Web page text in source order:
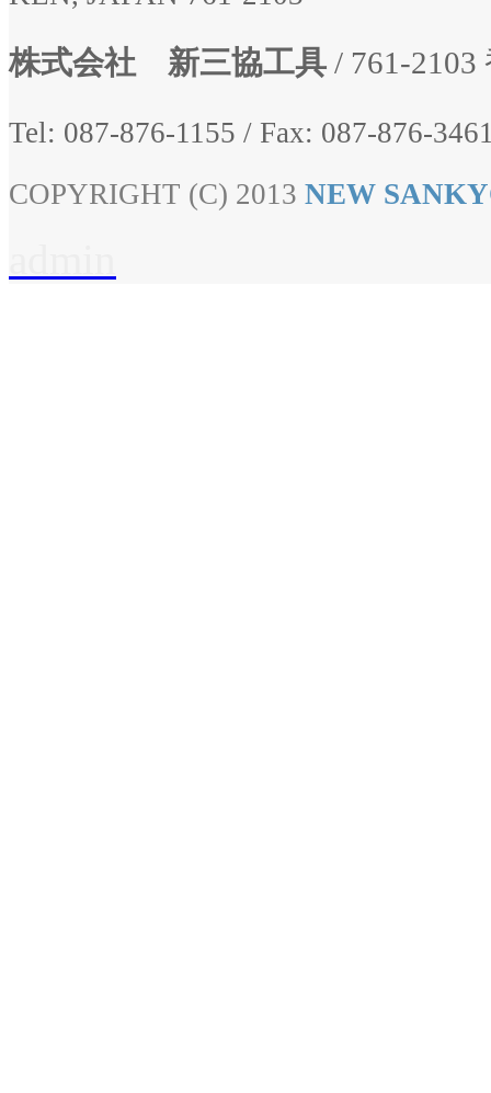
株式会社 新三協工具 / 761-
Tel: 087-876-1155 / Fax: 087-876-
COPYRIGHT (C) 2013 NEW